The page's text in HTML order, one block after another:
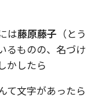
は藤原藤子 （とう
るものの、名づけ
かしたら
て文字があったら